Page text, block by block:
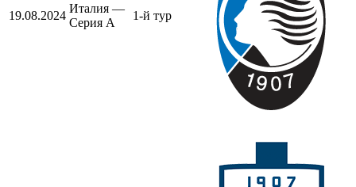
19.08.2024
Италия —
Серия А
1-й тур